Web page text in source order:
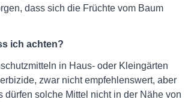
dass sich die Früchte vom Baum
ich achten?
in Haus- oder Kleingärten
zwar nicht empfehlenswert, aber
dürfen solche Mittel nicht in der Nähe von